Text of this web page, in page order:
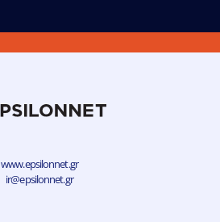
www.epsilonnet.gr
ir@epsilonnet.gr